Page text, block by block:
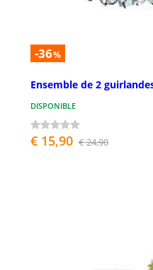
-36%
Ensemble de 2
DISPONIBLE
€ 15,90 € 24,90